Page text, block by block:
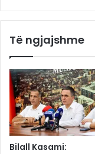
Të ngjajshme
Bilall Kasami: